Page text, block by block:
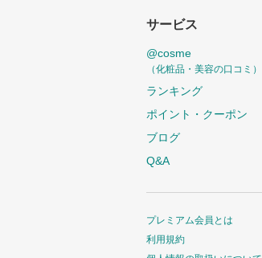
サービス
@cosme
（化粧品・美容の口コミ）
ランキング
ポイント・クーポン
ブログ
Q&A
プレミアム会員とは
利用規約